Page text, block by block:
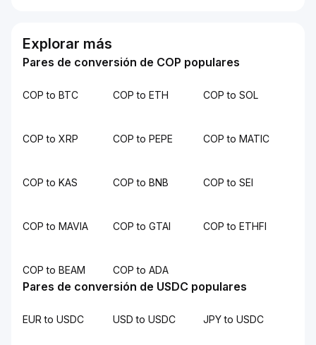
Explorar más
Pares de conversión de COP populares
COP to BTC COP to ETH COP to SOL
COP to XRP COP to PEPE COP to MATIC
COP to KAS COP to BNB COP to SEI
COP to MAVIA COP to GTAI COP to ETHFI
COP to BEAM COP to ADA
Pares de conversión de USDC populares
EUR to USDC USD to USDC JPY to USDC